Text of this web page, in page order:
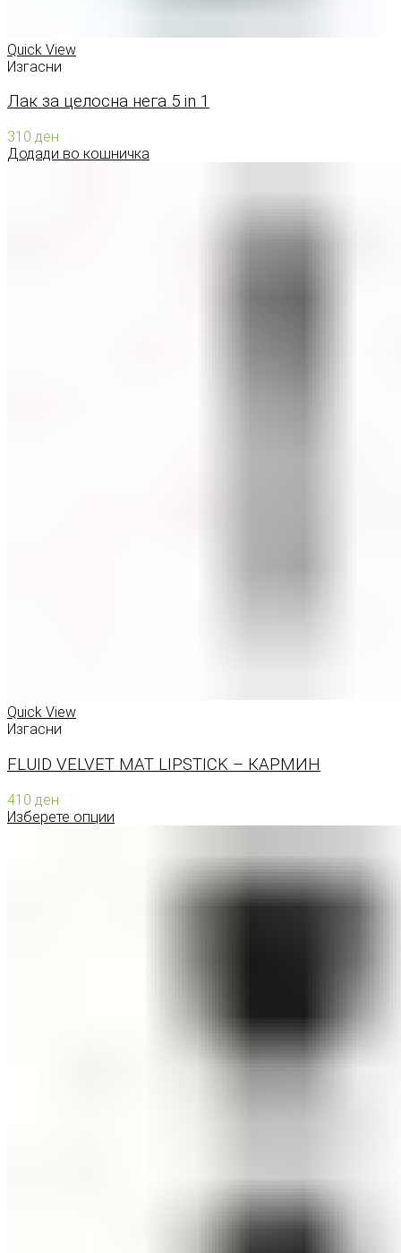
Quick View
Изгасни
Лак за целосна нега 5 in 1
310 ден
Додади во кошничка
Quick View
Изгасни
FLUID VELVET MAT LIPSTICK – КАРМИН
410 ден
Изберете опции